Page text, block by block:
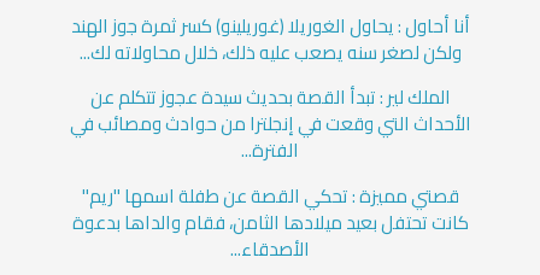
أنا أحاول : يحاول الغوريلا (غوريلينو) كسر ثمرة جوز الهند
ولكن لصغر سنه يصعب عليه ذلك، خلال محاولاته لك...
الملك لير : تبدأ القصة بحديث سيدة عجوز تتكلم عن
الأحداث التي وقعت في إنجلترا من حوادث ومصائب في
الفترة...
قصتي مميزة : تحكي القصة عن طفلة اسمها "ريم"
كانت تحتفل بعيد ميلادها الثامن، فقام والداها بدعوة
الأصدقاء...